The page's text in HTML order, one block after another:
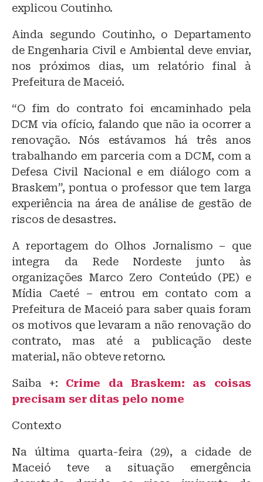
explicou Coutinho.
Ainda segundo Coutinho, o Departamento
de Engenharia Civil e Ambiental deve enviar,
nos próximos dias, um relatório final à
Prefeitura de Maceió.
“O fim do contrato foi encaminhado pela
DCM via ofício, falando que não ia ocorrer a
renovação. Nós estávamos há três anos
trabalhando em parceria com a DCM, com a
Defesa Civil Nacional e em diálogo com a
Braskem”, pontua o professor que tem larga
experiência na área de análise de gestão de
riscos de desastres.
A reportagem do Olhos Jornalismo – que
integra da Rede Nordeste junto às
organizações Marco Zero Conteúdo (PE) e
Mídia Caeté – entrou em contato com a
Prefeitura de Maceió para saber quais foram
os motivos que levaram a não renovação do
contrato, mas até a publicação deste
material, não obteve retorno.
Saiba +:
Crime da Braskem: as coisas
precisam ser ditas pelo nome
Contexto
Na última quarta-feira (29), a cidade de
Maceió teve a situação emergência